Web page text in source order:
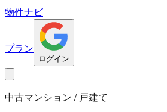
物件ナビ
プラン
ログイン
中古マンション / 戸建て